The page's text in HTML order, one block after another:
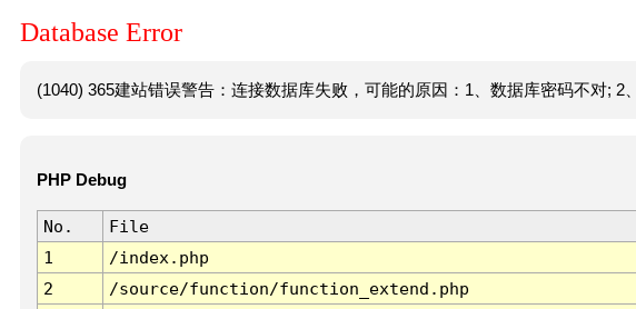
Database Error
(1040) 365建站错误警告：连接数据库失败，可能的原因：1、数据库密码不对; 2
PHP Debug
No. File
1
/index.php
2
/source/function/function_extend.php